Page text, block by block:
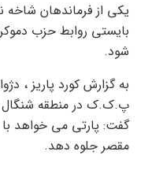
یکی از فرماندهان
بایستی روابط حزب
شود.
به گزارش کورد پاریز ،
پ.ک.ک در منطقه شنگال
گفت: پارتی می خواهد با
مقصر جلوه دهد.